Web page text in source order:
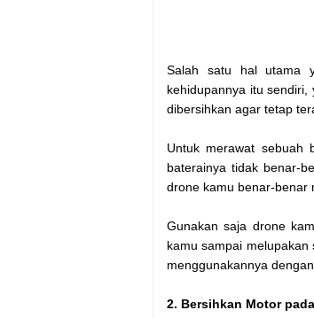
Salah satu hal utama
kehidupannya itu
dibersihkan agar tetap
Untuk merawat sebuah
baterainya tidak benar-
drone kamu benar-benar
Gunakan saja drone
kamu sampai
menggunakannya dengan
2. Bersihkan Motor